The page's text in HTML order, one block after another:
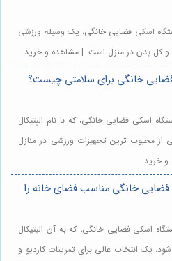
اسکی فضایی خانگی، یک وسیله ورزشی
و کل بدن در منزل است. | مشاهده و خرید
خانگی برای سلامتی چیست؟
اسکی فضایی خانگی، که با نام الپتیکال
از محبوب ترین تجهیزات ورزشی در منازل
خرید
خانگی مناسب فضای خانه را
اسکی فضایی خانگی، که به آن الپتیکال
یک انتخاب عالی برای تمرینات کاردیو و